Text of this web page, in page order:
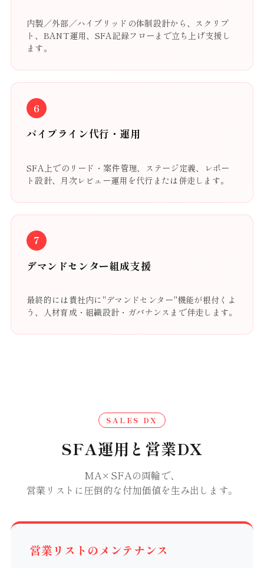
内製／外部／ハイブリッドの体制設計から、スクリプ
ト、BANT運用、SFA記録フローまで立ち上げ支援し
ます。
6
パイプライン代行・運用
SFA上でのリード・案件管理、ステージ定義、レポー
ト設計、月次レビュー運用を代行または併走します。
7
デマンドセンター組成支援
最終的には貴社内に"デマンドセンター"機能が根付くよ
う、人材育成・組織設計・ガバナンスまで伴走します。
SALES DX
SFA運用と営業DX
MA×SFAの両輪で、
営業リストに圧倒的な付加価値を生み出します。
営業リストのメンテナンス